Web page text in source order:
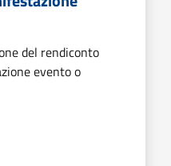
del rendiconto
evento o